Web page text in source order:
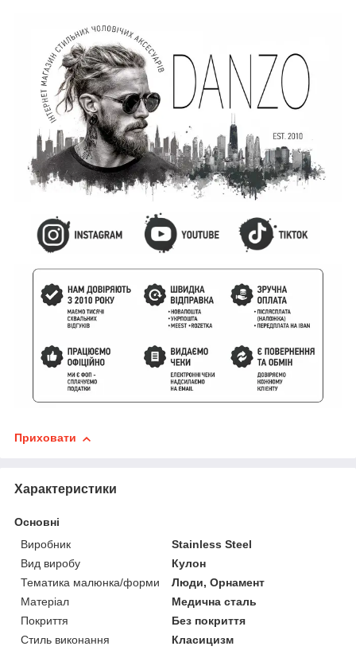
Приховати
Характеристики
Основні
Виробник
Stainless Steel
Вид виробу
Кулон
Тематика малюнка/форми
Люди, Орнамент
Матеріал
Медична сталь
Покриття
Без покриття
Стиль виконання
Класицизм